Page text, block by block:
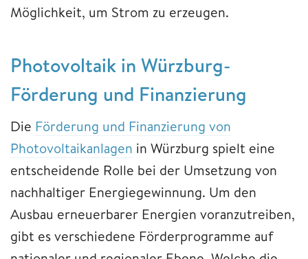
Möglichkeit, um Strom zu erzeugen.
Photovoltaik in Würzburg-
Förderung und Finanzierung
Die Förderung und Finanzierung von
Photovoltaikanlagen in Würzburg spielt eine
entscheidende Rolle bei der Umsetzung von
nachhaltiger Energiegewinnung. Um den
Ausbau erneuerbarer Energien voranzutreiben,
gibt es verschiedene Förderprogramme auf